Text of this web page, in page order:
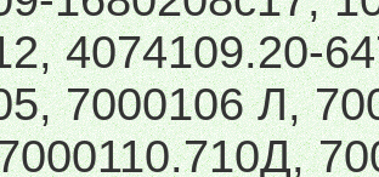
4074109.20-
7000106 Л,